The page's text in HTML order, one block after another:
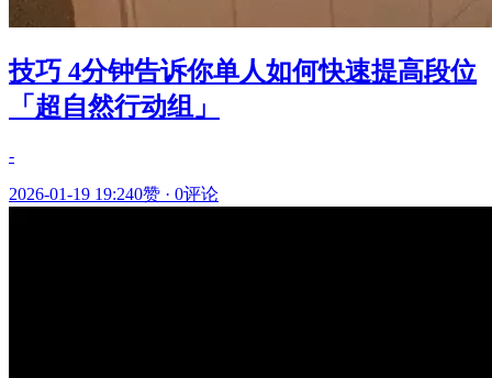
技巧 4分钟告诉你单人如何快速提高段位
「超自然行动组」
-
2026-01-19 19:240赞 · 0评论